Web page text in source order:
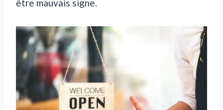
être mauvais signe.